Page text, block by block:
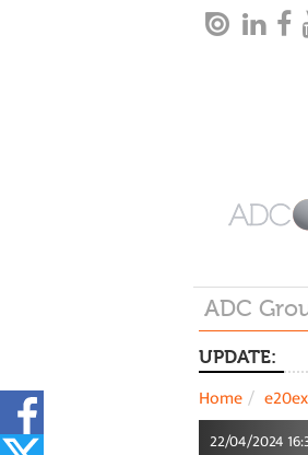
ADC
UPDATE:
Home
22/04/2024